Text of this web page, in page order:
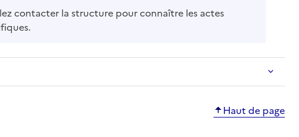
contacter la structure pour connaître les actes
Haut de page